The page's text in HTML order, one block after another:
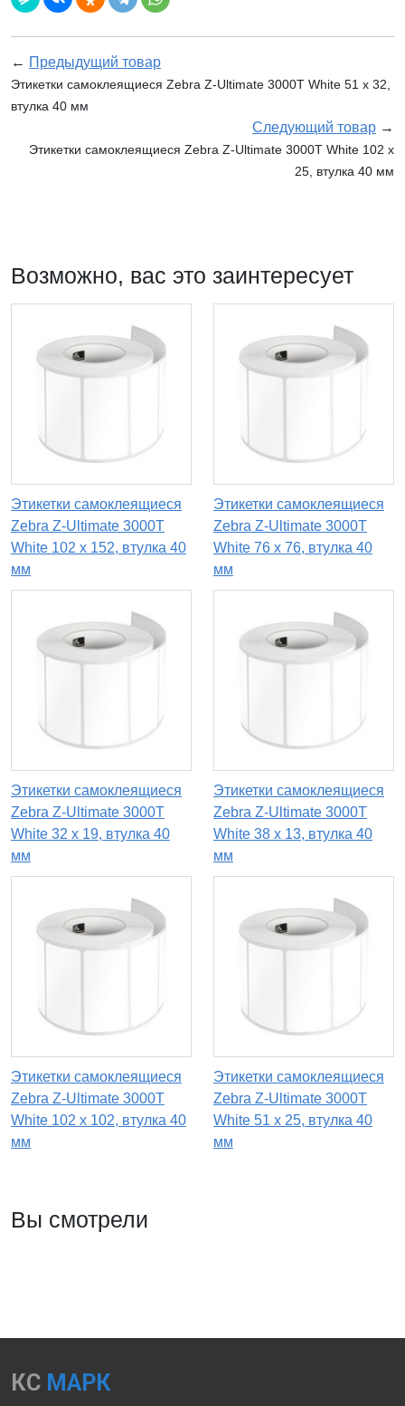
← Предыдущий товар
Этикетки самоклеящиеся Zebra Z-Ultimate 3000T White 51 x 32,
втулка 40 мм
Следующий товар →
Этикетки самоклеящиеся Zebra Z-Ultimate 3000T White 102 x
25, втулка 40 мм
Возможно, вас это заинтересует
Этикетки самоклеящиеся
Zebra Z-Ultimate 3000T
White 102 x 152, втулка 40
мм
Этикетки самоклеящиеся
Zebra Z-Ultimate 3000T
White 76 x 76, втулка 40
мм
Этикетки самоклеящиеся
Zebra Z-Ultimate 3000T
White 32 x 19, втулка 40
мм
Этикетки самоклеящиеся
Zebra Z-Ultimate 3000T
White 38 x 13, втулка 40
мм
Этикетки самоклеящиеся
Zebra Z-Ultimate 3000T
White 102 x 102, втулка 40
мм
Этикетки самоклеящиеся
Zebra Z-Ultimate 3000T
White 51 x 25, втулка 40
мм
Вы смотрели
КС МАРК